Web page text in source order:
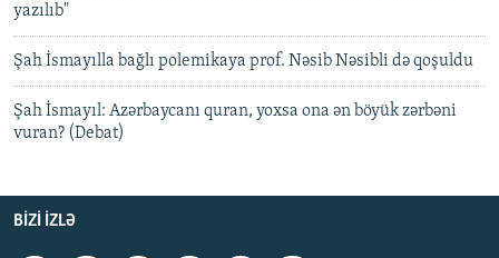
yazılıb"
Şah İsmayılla bağlı polemikaya prof. Nəsib Nəsibli də qoşuldu
Şah İsmayıl: Azərbaycanı quran, yoxsa ona ən böyük zərbəni
vuran? (Debat)
BIZI IZLƏ